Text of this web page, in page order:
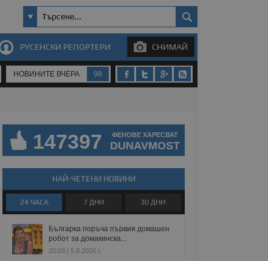
РУСЕНСКИ РЕПОРТЕРИ СНИМАЙ
НОВИНИТЕ ВЧЕРА 98
147397 ФЕНОВЕ ХАРЕСВАТ
DUNAVMOST
НАЙ-ЧЕТЕНИ НОВИНИ
24 ЧАСА 7 ДНИ 30 ДНИ
Българка поръча първия домашен
робот за домакинска...
20:03 | 5.8.2026 г.